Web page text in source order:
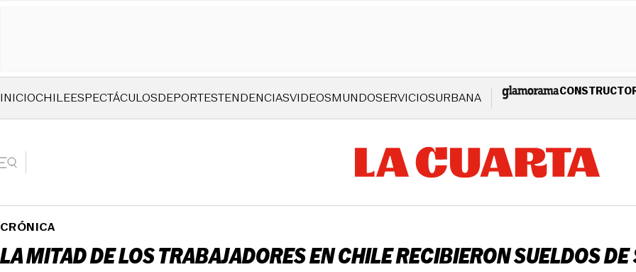
INICIOCHILEESPECTÁCULOSDEPORTESTENDENCIASVIDEOSMUNDOSERVICIOSURBANA
CRÓNICA
LA MITAD DE LOS TRABAJADORES EN CHILE RECIBIERON SUELDOS